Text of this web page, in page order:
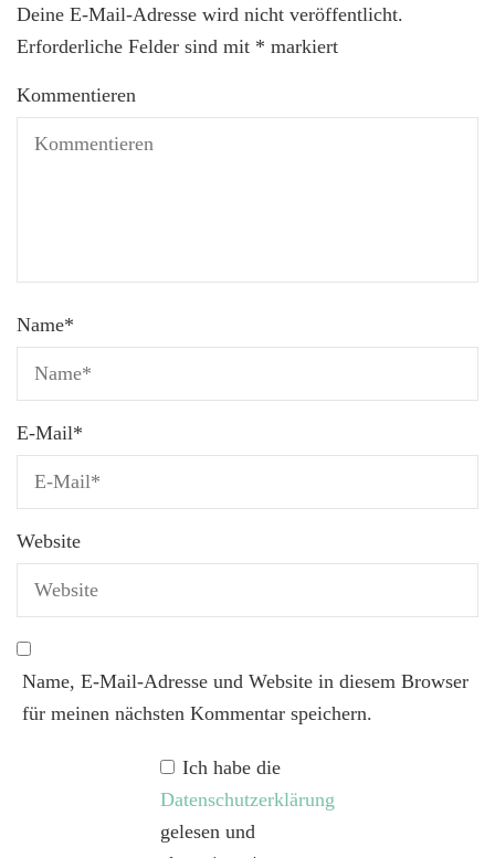
Deine E-Mail-Adresse wird nicht veröffentlicht.
Erforderliche Felder sind mit * markiert
Kommentieren
Name*
E-Mail*
Website
Name, E-Mail-Adresse und Website in diesem Browser
für meinen nächsten Kommentar speichern.
Ich habe die
Datenschutzerklärung
gelesen und